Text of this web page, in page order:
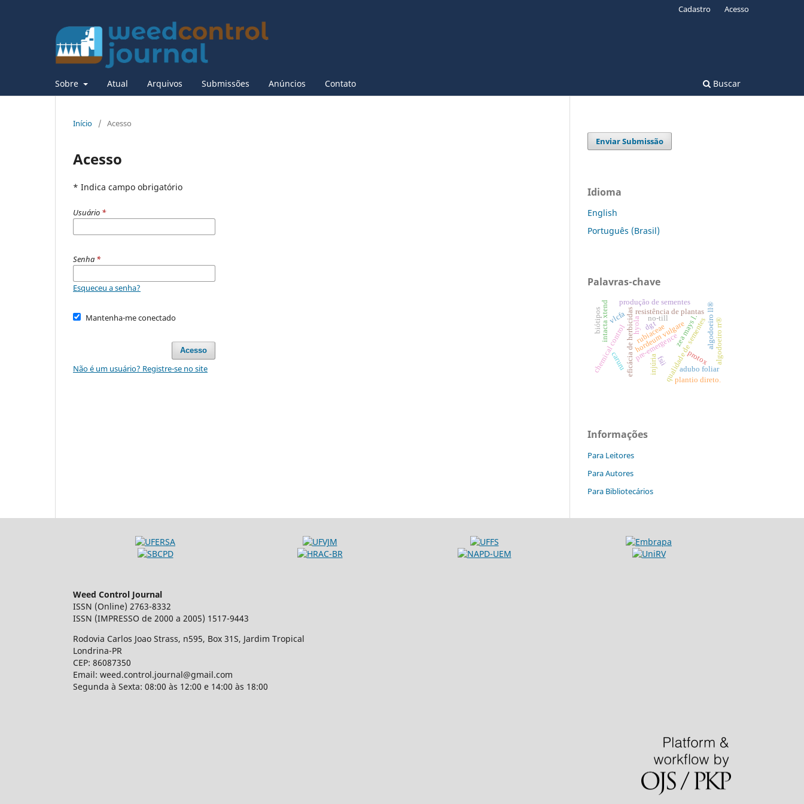
Sobre Atual Arquivos Submissões Anúncios Contato Buscar
Cadastro Acesso
Início / Acesso
Acesso
* Indica campo obrigatório
Usuário *
Senha *
Esqueceu a senha?
Mantenha-me conectado
Acesso
Não é um usuário? Registre-se no site
Enviar Submissão
Idioma
English
Português (Brasil)
Palavras-chave
hordeum vulgare
fsiiqualidade de sementes
eficácia de herbicidasresistência de plantas
pre-emergence
vlcfa
chemical control rubiaceae
injúria
plantio direto.
protox
intacta xtend dgt
produção de sementes
biótipos
adubo foliar
algodoeiro ll®algodoeiro rr®
zea mays l.
hyola
caruru
no-till
Informações
Para Leitores
Para Autores
Para Bibliotecários
Weed Control Journal
ISSN (Online) 2763-8332
ISSN (IMPRESSO de 2000 a 2005) 1517-9443
Rodovia Carlos Joao Strass, n595, Box 31S, Jardim Tropical
Londrina-PR
CEP: 86087350
Email: weed.control.journal@gmail.com
Segunda à Sexta: 08:00 às 12:00 e 14:00 às 18:00